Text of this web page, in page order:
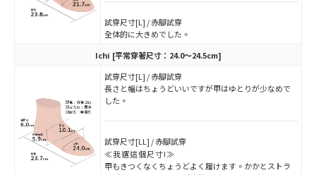
試穿尺寸[L] / 赤腳試穿
全体的に大きめでした。
Ichi [平常穿著尺寸：24.0～24.5cm]
試穿尺寸[L] / 赤腳試穿
長さと幅はちょうどいいですが甲はゆとりが少なめで
した。
試穿尺寸[LL] / 赤腳試穿
≪我選這個尺寸!≫
甲もきつくなくちょうどよく履けます。かかとストラ